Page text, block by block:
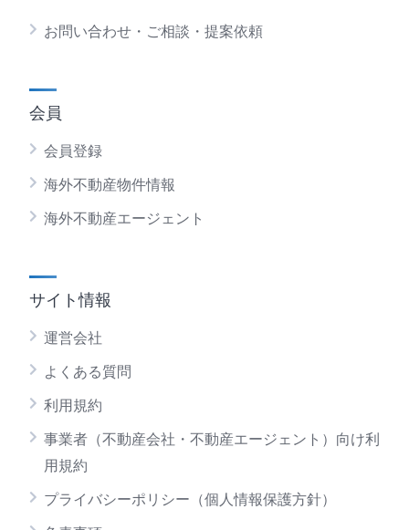
お問い合わせ・ご相談・提案依頼
会員
会員登録
海外不動産物件情報
海外不動産エージェント
サイト情報
運営会社
よくある質問
利用規約
事業者（不動産会社・不動産エージェント）向け利
用規約
プライバシーポリシー（個人情報保護方針）